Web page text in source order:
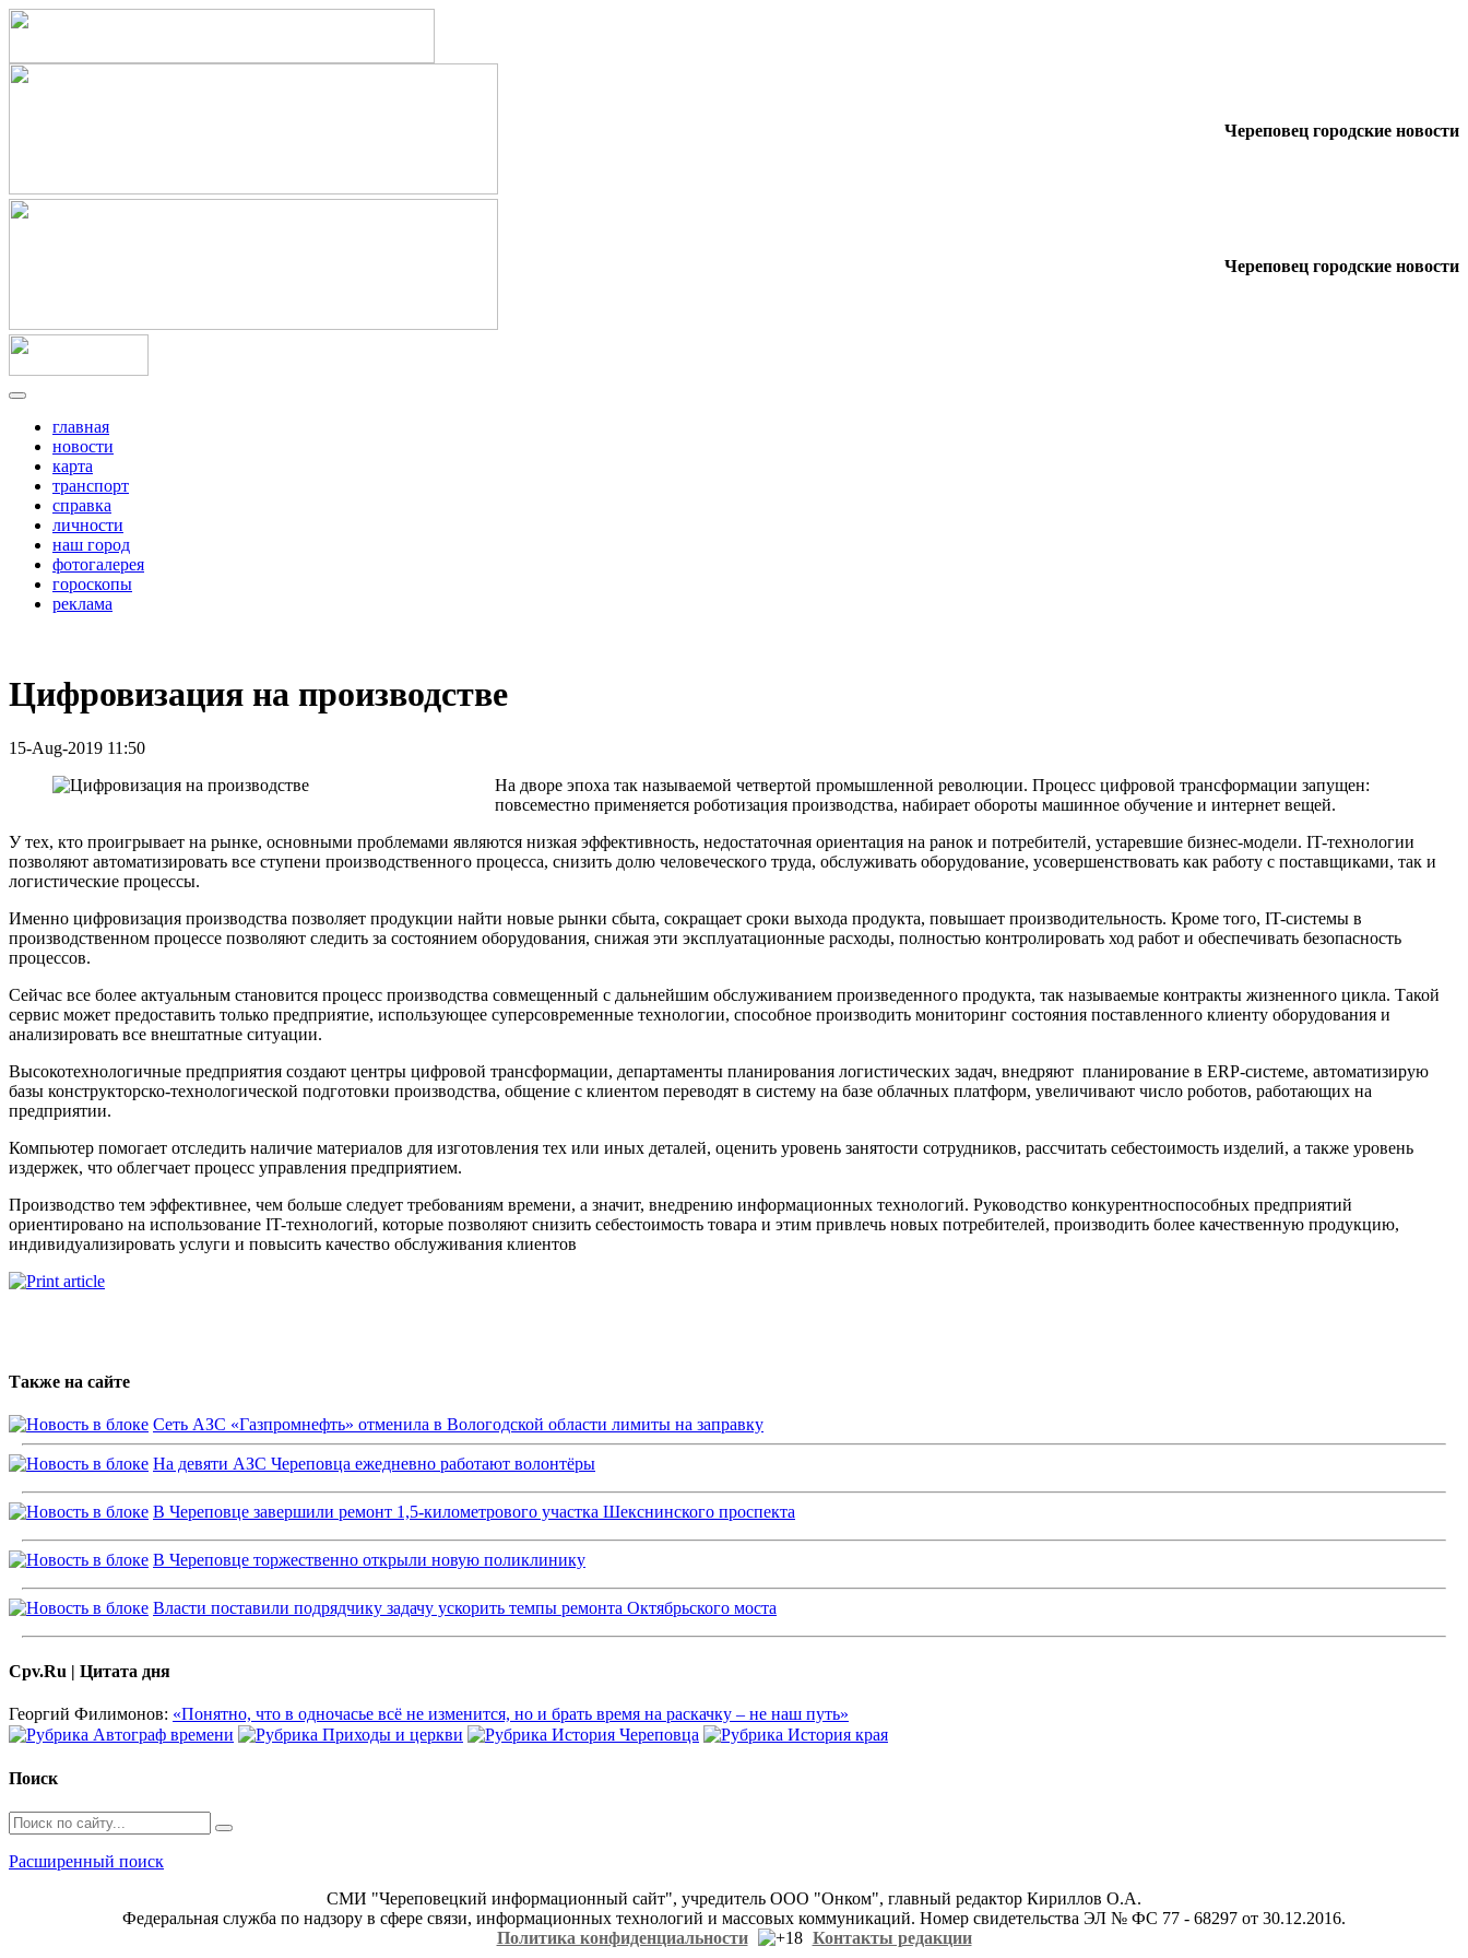
Череповец городские новости
Череповец городские новости
главная
новости
карта
транспорт
справка
личности
наш город
фотогалерея
гороскопы
реклама
Цифровизация на производстве
15-Aug-2019 11:50
На дворе эпоха так называемой четвертой промышленной революции. Процесс цифровой трансформации запущен:
повсеместно применяется роботизация производства, набирает обороты машинное обучение и интернет вещей.
У тех, кто проигрывает на рынке, основными проблемами являются низкая эффективность, недостаточная ориентация на ранок и потребителй, устаревшие бизнес-модели. IT-технологии
позволяют автоматизировать все ступени производственного процесса, снизить долю человеческого труда, обслуживать оборудование, усовершенствовать как работу с поставщиками, так и
логистические процессы.
Именно цифровизация производства позволяет продукции найти новые рынки сбыта, сокращает сроки выхода продукта, повышает производительность. Кроме того, IT-системы в
производственном процессе позволяют следить за состоянием оборудования, снижая эти эксплуатационные расходы, полностью контролировать ход работ и обеспечивать безопасность
процессов.
Сейчас все более актуальным становится процесс производства совмещенный с дальнейшим обслуживанием произведенного продукта, так называемые контракты жизненного цикла. Такой
сервис может предоставить только предприятие, использующее суперсовременные технологии, способное производить мониторинг состояния поставленного клиенту оборудования и
анализировать все внештатные ситуации.
Высокотехнологичные предприятия создают центры цифровой трансформации, департаменты планирования логистических задач, внедряют планирование в ERP-системе, автоматизирую
базы конструкторско-технологической подготовки производства, общение с клиентом переводят в систему на базе облачных платформ, увеличивают число роботов, работающих на
предприятии.
Компьютер помогает отследить наличие материалов для изготовления тех или иных деталей, оценить уровень занятости сотрудников, рассчитать себестоимость изделий, а также уровень
издержек, что облегчает процесс управления предприятием.
Производство тем эффективнее, чем больше следует требованиям времени, а значит, внедрению информационных технологий. Руководство конкурентноспособных предприятий
ориентировано на использование IT-технологий, которые позволяют снизить себестоимость товара и этим привлечь новых потребителей, производить более качественную продукцию,
индивидуализировать услуги и повысить качество обслуживания клиентов
Также на сайте
Сеть АЗС «Газпромнефть» отменила в Вологодской области лимиты на заправку
На девяти АЗС Череповца ежедневно работают волонтёры
В Череповце завершили ремонт 1,5-километрового участка Шекснинского проспекта
В Череповце торжественно открыли новую поликлинику
Власти поставили подрядчику задачу ускорить темпы ремонта Октябрьского моста
Cpv.Ru | Цитата дня
Георгий Филимонов: «Понятно, что в одночасье всё не изменится, но и брать время на раскачку – не наш путь»
Поиск
Расширенный поиск
СМИ "Череповецкий информационный сайт", учредитель ООО "Онком", главный редактор Кириллов О.А.
Федеральная служба по надзору в сфере связи, информационных технологий и массовых коммуникаций. Номер свидетельства ЭЛ № ФС 77 - 68297 от 30.12.2016.
Политика конфиденциальности
Контакты редакции